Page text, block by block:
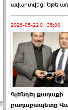
ավարտվեց։ Եթե
2026-05-22 01:35:00
Գլենդել քաղաքի
քաղաքապետը